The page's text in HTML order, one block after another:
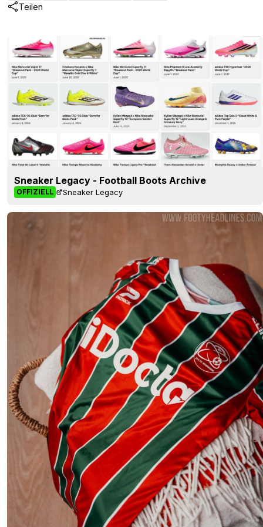
Teilen
Sneaker Legacy - Football Boots Archive
OFFIZIELL Sneaker Legacy